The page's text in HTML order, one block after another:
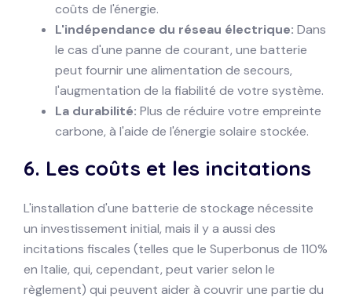
coûts de l'énergie.
L'indépendance du réseau électrique: Dans
le cas d'une panne de courant, une batterie
peut fournir une alimentation de secours,
l'augmentation de la fiabilité de votre système.
La durabilité: Plus de réduire votre empreinte
carbone, à l'aide de l'énergie solaire stockée.
6. Les coûts et les incitations
L'installation d'une batterie de stockage nécessite
un investissement initial, mais il y a aussi des
incitations fiscales (telles que le Superbonus de 110%
en Italie, qui, cependant, peut varier selon le
règlement) qui peuvent aider à couvrir une partie du